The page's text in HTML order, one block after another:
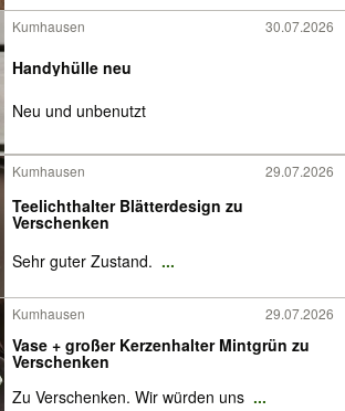
Kumhausen 30.07.2026
Handyhülle neu
Neu und unbenutzt
Kumhausen 29.07.2026
Teelichthalter Blätterdesign zu
Verschenken
Sehr guter Zustand. ...
Kumhausen 29.07.2026
Vase + großer Kerzenhalter Mintgrün zu
Verschenken
Zu Verschenken. Wir würden uns ...